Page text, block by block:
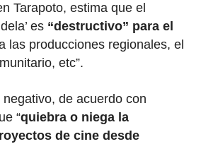
Tarapoto, estima que el
es “destructivo” para el
las producciones regionales, el
etc”.
de acuerdo con
“quiebra o niega la
de cine desde